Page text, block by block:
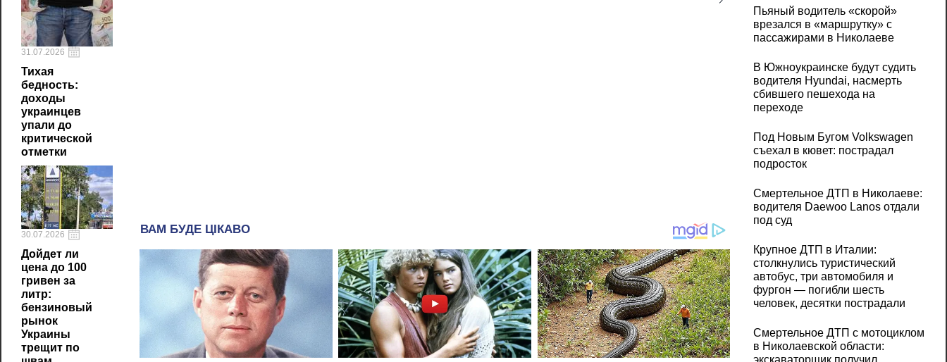
31.07.2026
Тихая
бедность:
доходы
украинцев
упали до
критической
отметки
30.07.2026
Дойдет ли
цена до 100
гривен за
литр:
бензиновый
рынок
Украины
трещит по
Пьяный водитель «скорой»
врезался в «маршрутку» с
пассажирами в Николаеве
В Южноукраинске будут судить
водителя Hyundai, насмерть
сбившего пешехода на
переходе
Под Новым Бугом Volkswagen
съехал в кювет: пострадал
подросток
Смертельное ДТП в Николаеве:
водителя Daewoo Lanos отдали
под суд
Крупное ДТП в Италии:
столкнулись туристический
автобус, три автомобиля и
фургон — погибли шесть
человек, десятки пострадали
Смертельное ДТП с мотоциклом
в Николаевской области: